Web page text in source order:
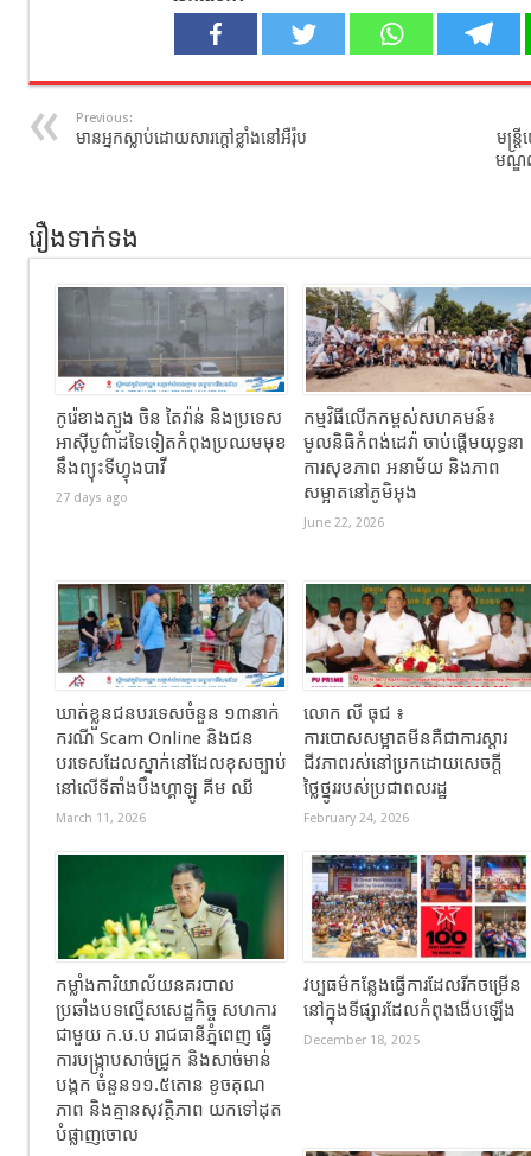
Previous:
មានអ្នកស្លាប់ដោយសារក្តៅខ្លាំងនៅអឺរ៉ុប​
មន្រ្
មណ្ឌ
រឿងទាក់ទង
កូរ៉េខាងត្បូង ចិន តៃវ៉ាន់ និងប្រទេស
អាស៊ីបូព៌ាដទៃទៀតកំពុងប្រឈមមុខ
នឹងព្យុះទីហ្វុងបាវី
27 days ago
កម្មវិធីលើកកម្ពស់សហគមន៍៖
មូលនិធិកំពង់ដេវ៉ា ចាប់ផ្តើមយុទ្ធនា
ការសុខភាព អនាម័យ និងភាព
សម្អាតនៅភូមិអុង
June 22, 2026
ឃាត់ខ្លួនជនបរទេសចំនួន ១៣នាក់
ករណី Scam Online និងជន
បរទេសដែលស្នាក់នៅដែលខុសច្បាប់
នៅលើទីតាំងបឹងហ្គាឡូ គីម ឈី
March 11, 2026
លោក លី ធុជ ៖
ការបោសសម្អាតមីនគឺជាការស្តារ
ជីវភាពរស់នៅប្រកដោយសេចក្តី
ថ្លៃថ្នូររបស់ប្រជាពលរដ្ឋ
February 24, 2026
កម្លាំងការិយាល័យនគរបាល
ប្រឆាំងបទល្មើសសេដ្ឋកិច្ច សហការ
ជាមួយ ក.ប.ប រាជធានីភ្នំពេញ ធ្វើ
ការបង្ក្រាបសាច់ជ្រូក និងសាច់មាន់
បង្កក ចំនួន១១.៥តោន ខូចគុណ
ភាព និងគ្មានសុវត្ថិភាព យកទៅដុត
បំផ្លាញចោល
វប្បធម៌កន្លែងធ្វើការដែលរីកចម្រើន
នៅក្នុងទីផ្សារដែលកំពុងងើបឡើង
December 18, 2025